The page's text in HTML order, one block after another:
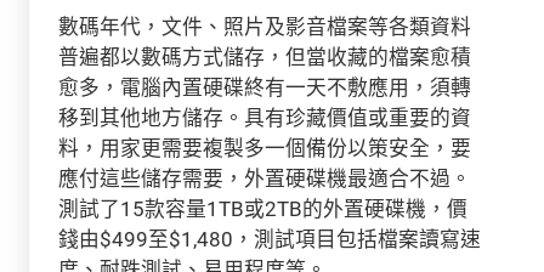
數碼年代，文件、照片及影音檔案等各類資料
普遍都以數碼方式儲存，但當收藏的檔案愈積
愈多，電腦內置硬碟終有一天不敷應用，須轉
移到其他地方儲存。具有珍藏價值或重要的資
料，用家更需要複製多一個備份以策安全，要
應付這些儲存需要，外置硬碟機最適合不過。
測試了15款容量1TB或2TB的外置硬碟機，價
錢由$499至$1,480，測試項目包括檔案讀寫速